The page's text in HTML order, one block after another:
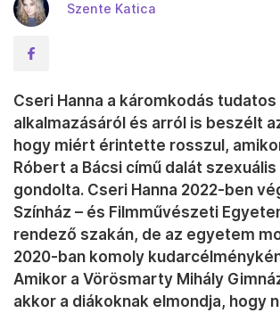
Szente Katica
Cseri Hanna a káromkodás tudatos
alkalmazásáról és arról is beszélt
hogy miért érintette rosszul,
Róbert a Bácsi című dalát
gondolta. Cseri Hanna 2022-ben
Színház – és Filmművészeti
rendező szakán, de az egyetem
2020-ban komoly
Amikor a Vörösmarty Mihály
akkor a diákoknak elmondja, hogy